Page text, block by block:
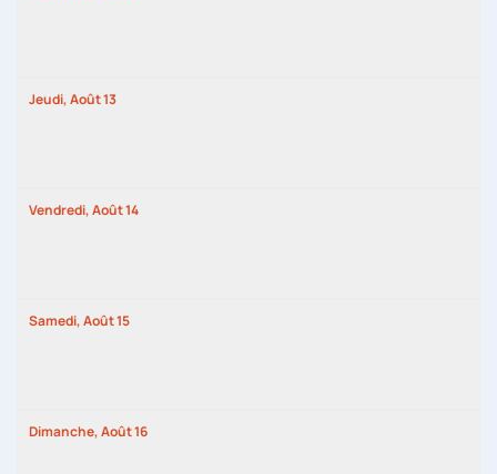
Jeudi,Août13
Vendredi,Août14
Samedi,Août15
Dimanche,Août16